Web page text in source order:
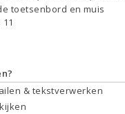
toetsenbord en muis
& tekstverwerken